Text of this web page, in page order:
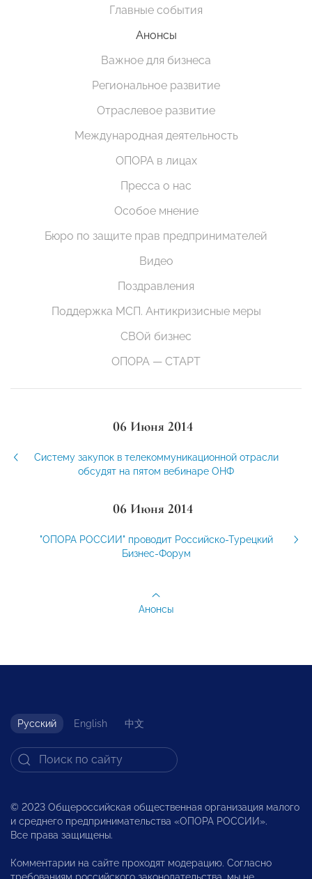
Главные события
Анонсы
Важное для бизнеса
Региональное развитие
Отраслевое развитие
Международная деятельность
ОПОРА в лицах
Пресса о нас
Особое мнение
Бюро по защите прав предпринимателей
Видео
Поздравления
Поддержка МСП. Антикризисные меры
СВОй бизнес
ОПОРА — СТАРТ
06 Июня 2014
Систему закупок в телекоммуникационной отрасли
обсудят на пятом вебинаре ОНФ
06 Июня 2014
"ОПОРА РОССИИ" проводит Российско-Турецкий
Бизнес-Форум
Анонсы
Русский English 中文
© 2023 Общероссийская общественная организация малого
и среднего предпринимательства «ОПОРА РОССИИ».
Все права защищены.
Комментарии на сайте проходят модерацию. Согласно
требованиям российского законодательства, мы не